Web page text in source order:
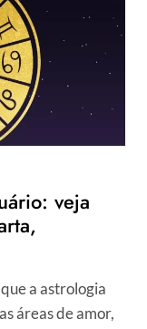
veja
a astrologia
áreas de amor,